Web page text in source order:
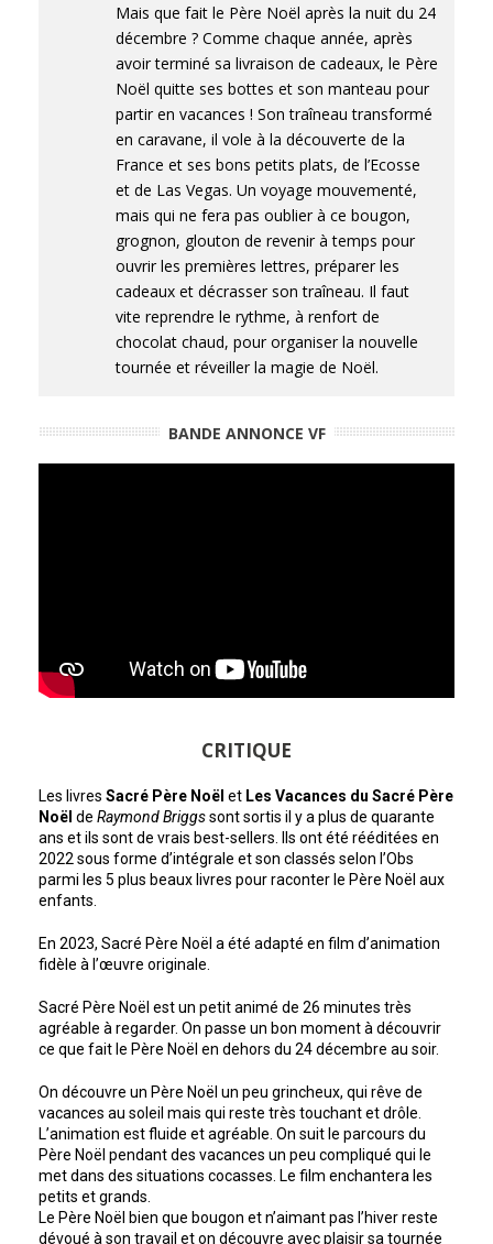
Mais que fait le Père Noël après la nuit du 24
décembre ? Comme chaque année, après
avoir terminé sa livraison de cadeaux, le Père
Noël quitte ses bottes et son manteau pour
partir en vacances ! Son traîneau transformé
en caravane, il vole à la découverte de la
France et ses bons petits plats, de l’Ecosse
et de Las Vegas. Un voyage mouvementé,
mais qui ne fera pas oublier à ce bougon,
grognon, glouton de revenir à temps pour
ouvrir les premières lettres, préparer les
cadeaux et décrasser son traîneau. Il faut
vite reprendre le rythme, à renfort de
chocolat chaud, pour organiser la nouvelle
tournée et réveiller la magie de Noël.
BANDE ANNONCE VF
CRITIQUE
Les livres Sacré Père Noël et Les Vacances du Sacré Père
Noël de Raymond Briggssont sortis il y a plus de quarante
ans et ils sont de vrais best-sellers. Ils ont été rééditées en
2022 sous forme d’intégrale et son classés selon l’Obs
parmi les 5 plus beaux livres pour raconter le Père Noël aux
enfants.
En 2023, Sacré Père Noël a été adapté en film d’animation
fidèle à l’œuvre originale.
Sacré Père Noël est un petit animé de 26 minutes très
agréable à regarder. On passe un bon moment à découvrir
ce que fait le Père Noël en dehors du 24 décembre au soir.
On découvre un Père Noël un peu grincheux, qui rêve de
vacances au soleil mais qui reste très touchant et drôle.
L’animation est fluide et agréable. On suit le parcours du
Père Noël pendant des vacances un peu compliqué qui le
met dans des situations cocasses. Le film enchantera les
petits et grands.
Le Père Noël bien que bougon et n’aimant pas l’hiver reste
dévoué à son travail et on découvre avec plaisir sa tournée